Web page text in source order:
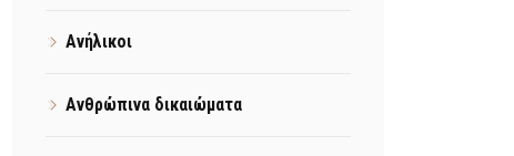
Ανήλικοι
Ανθρώπινα δικαιώματα